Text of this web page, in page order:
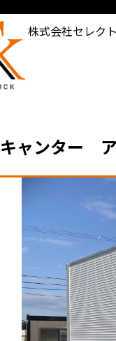
株式会社セレク
ャンター